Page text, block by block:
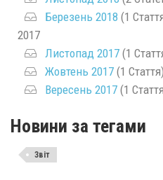
Березень 2018 (1
2017
Листопад 2017 (1
Жовтень 2017 (1 Стаття)
Вересень 2017 (1
Новини за тегами
Звіт